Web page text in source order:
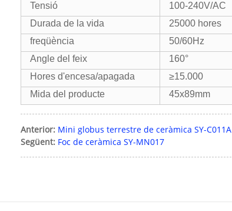
Tensió
100-240V/AC
Durada de la vida
25000 hores
freqüència
50/60Hz
Angle del feix
160°
Hores d'encesa/apagada
≥15.000
Mida del producte
45x89mm
Anterior: Mini globus terrestre de ceràmica SY-C011A
Següent: Foc de ceràmica SY-MN017